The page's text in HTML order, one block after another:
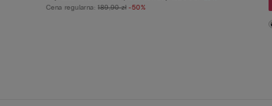
Cena regularna:189,90 zł -50%